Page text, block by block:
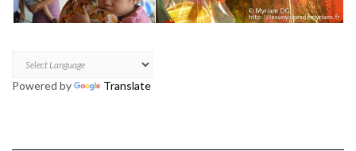
Powered by Translate